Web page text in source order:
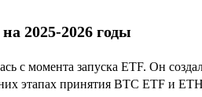
2025-2026 годы
с момента запуска ETF. Он
этапах принятия BTC ETF и